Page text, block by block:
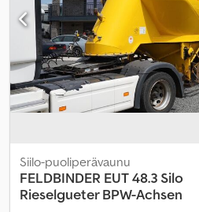
Siilo-puoliperävaunu
FELDBINDER EUT 48.3 Silo
Rieselgueter BPW-Achsen